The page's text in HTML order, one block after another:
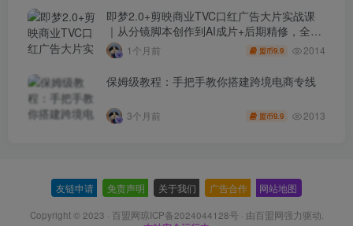
即梦2.0+剪映商业TVC口红广告大片实战课
｜从分镜脚本创作到AI成片+后期精修，全流
程打造品牌级产品广告
1个月前 盟币9.9 2014
保姆级教程：手把手教你搭建跨境电商专线
3个月前 盟币9.9 2013
友链申请 免责声明 关于我们 广告合作 网站地图
Copyright © 2023 · 百盟网琼ICP备2024044128号 · 由百盟网强力驱动.